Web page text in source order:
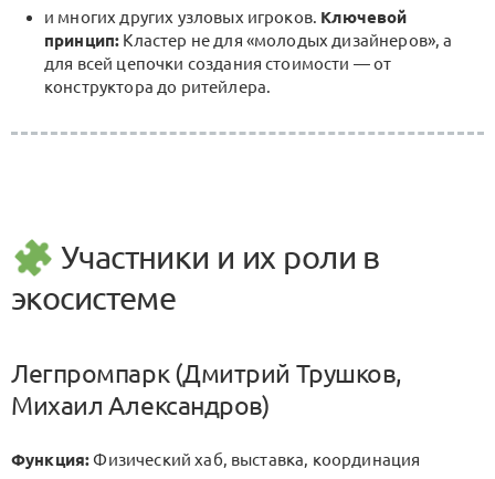
и многих других узловых игроков. Ключевой
принцип: Кластер не для «молодых дизайнеров», а
для всей цепочки создания стоимости — от
конструктора до ритейлера.
Участники и их роли в
экосистеме
Легпромпарк (Дмитрий Трушков,
Михаил Александров)
Функция:Физический хаб, выставка, координация